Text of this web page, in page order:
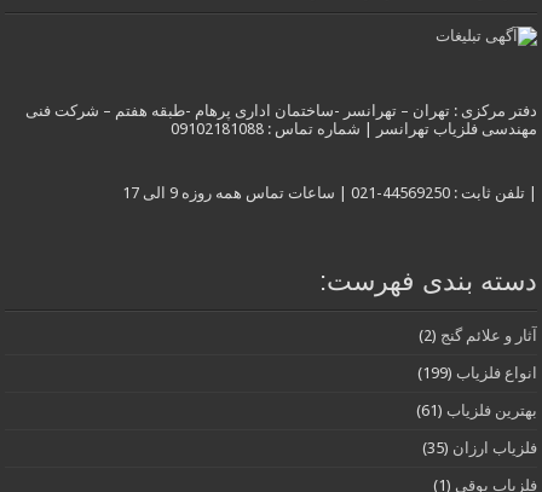
دفتر مرکزی : تهران – تهرانسر -ساختمان اداری پرهام -طبقه هفتم – شرکت فنی
مهندسی فلزیاب تهرانسر | شماره تماس : 09102181088
| تلفن ثابت : 44569250-021 | ساعات تماس همه روزه 9 الی 17
دسته بندی فهرست:
آثار و علائم گنج (2)
انواع فلزیاب (199)
بهترین فلزیاب (61)
فلزیاب ارزان (35)
فلزیاب بوقی (1)